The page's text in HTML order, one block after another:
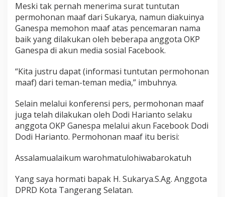
Meski tak pernah menerima surat tuntutan
permohonan maaf dari Sukarya, namun diakuinya
Ganespa memohon maaf atas pencemaran nama
baik yang dilakukan oleh beberapa anggota OKP
Ganespa di akun media sosial Facebook.
“Kita justru dapat (informasi tuntutan permohonan
maaf) dari teman-teman media,” imbuhnya.
Selain melalui konferensi pers, permohonan maaf
juga telah dilakukan oleh Dodi Harianto selaku
anggota OKP Ganespa melalui akun Facebook Dodi
Dodi Harianto. Permohonan maaf itu berisi:
Assalamualaikum warohmatulohiwabarokatuh
Yang saya hormati bapak H. Sukarya.S.Ag. Anggota
DPRD Kota Tangerang Selatan.